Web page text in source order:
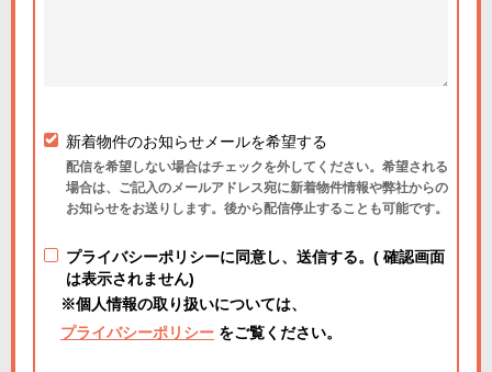
新着物件のお知らせメールを希望する
配信を希望しない場合はチェックを外してください。希望される
場合は、ご記入のメールアドレス宛に新着物件情報や弊社からの
お知らせをお送りします。後から配信停止することも可能です。
プライバシーポリシーに同意し、送信する。( 確認画面
は表示されません)
※個人情報の取り扱いについては、
プライバシーポリシー をご覧ください。